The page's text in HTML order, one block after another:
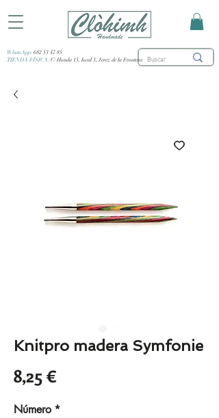
WhatsApp: 682 53 47 85
TIENDA FÍSICA: C/ Honda 15, local 3, Jerez de la Frontera
Knitpro madera Symfonie
8,25 €
Número *